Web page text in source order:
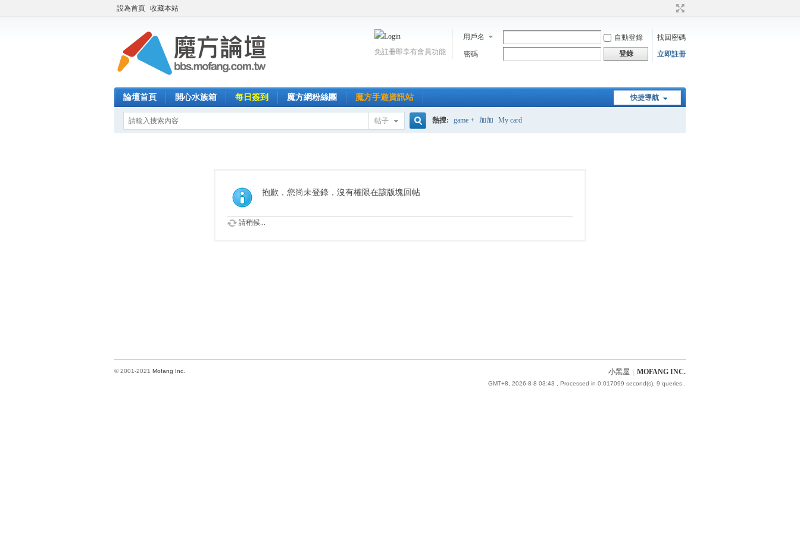
設為首頁 收藏本站
用戶名 自動登錄
找回密碼
密碼
登錄 立即註冊
免註冊即享有會員功能
快捷導航
論壇首頁 開心水族箱 每日簽到 魔方網粉絲團 魔方手遊資訊站
帖子
索
熱搜: game + 加加 My card
抱歉，您尚未登錄，沒有權限在該版塊回帖
請稍候...
小黑屋 MOFANG INC.
GMT+8, 2026-8-8 03:43 , Processed in 0.017099 second(s), 9 queries .
© 2001-2021 Mofang Inc.